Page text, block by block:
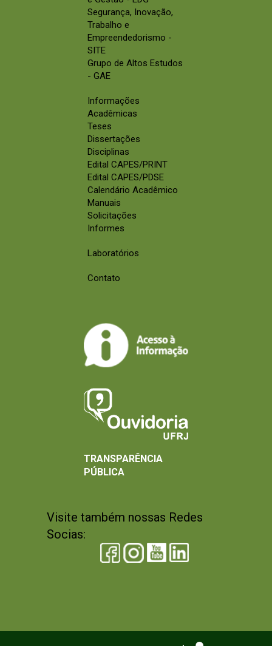
Segurança, Inovação,
Trabalho e
Empreendedorismo -
SITE
Grupo de Altos Estudos
- GAE
Informações
Acadêmicas
Teses
Dissertações
Disciplinas
Edital CAPES/PRINT
Edital CAPES/PDSE
Calendário Acadêmico
Manuais
Solicitações
Informes
Laboratórios
Contato
Visite também nossas Redes
Socias:
TRANSPARÊNCIA
PÚBLICA